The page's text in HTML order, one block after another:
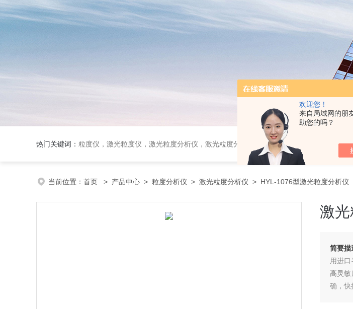
欢迎您！
来自局域网的朋
助您的吗？
热门关键词： 粒度仪，激光粒度仪，激光粒度分析仪，激光粒度分布仪；全自动激光粒度分布仪，粉体综合特性测试仪，振实密度仪，霍尔流速计
当前位置： 首页 > 产品中心 > 粒度分析仪 > 激光粒度分析仪 > HYL-1076型激光粒度分析仪
激
简要描
用进
高灵
确，快